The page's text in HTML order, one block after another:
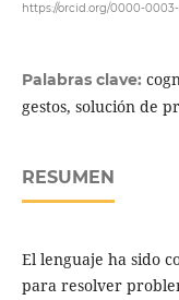
https://orcid.org/0000-0003-
Palabras clave:
gestos, solución de
RESUMEN
El lenguaje ha sido
para resolver